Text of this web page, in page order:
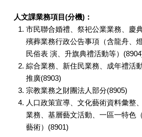
人文課業務項目(分機)：
市民聯合婚禮、祭祀公業業務、慶
殯葬業務行政公告事項（含龍舟、
民俗表 演、升旗典禮活動等）
綜合業務、新住民業務、成年禮活
推廣(8903)
宗教業務之財團法人部分(8905)
人口政策宣導、文化藝術資料彙整
業務、基層藝文活動、一區一特色
藝術）(8901)